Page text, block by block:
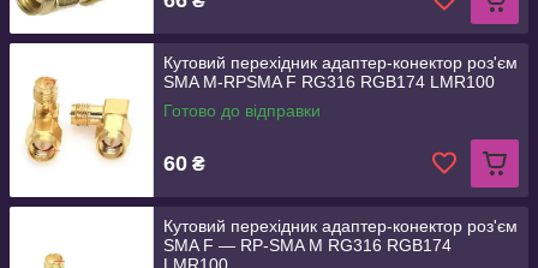
Кутовий перехідник адаптер-конектор роз'єм
SMA M-RPSMA F RG316 RGB174 LMR100
Готово до відправки
60 ₴
Кутовий перехідник адаптер-конектор роз'єм
SMA F — RP-SMA M RG316 RGB174